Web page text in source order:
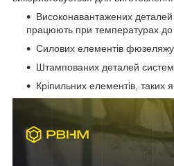
Високонавантажених деталей
працюють при температурах
Силових елементів фюзеляжу
Штампованих деталей систем
Кріпильних елементів, таких